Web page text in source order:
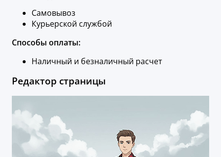
Самовывоз
Курьерской службой
Способы оплаты:
Наличный и безналичный расчет
Редактор страницы